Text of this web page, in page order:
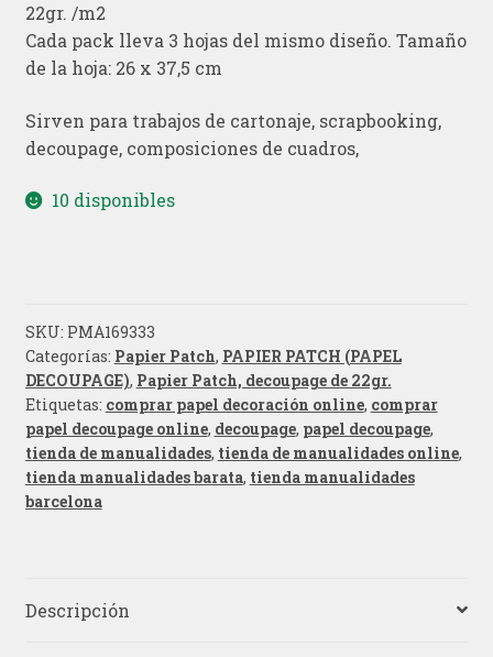
22gr. /m2
Cada pack lleva 3 hojas del mismo diseño. Tamaño
de la hoja: 26 x 37,5 cm
Sirven para trabajos de cartonaje, scrapbooking,
decoupage, composiciones de cuadros,
10 disponibles
SKU: PMA169333
Categorías: Papier Patch, PAPIER PATCH (PAPEL
DECOUPAGE), Papier Patch, decoupage de 22gr.
Etiquetas: comprar papel decoración online, comprar
papel decoupage online, decoupage, papel decoupage,
tienda de manualidades, tienda de manualidades online,
tienda manualidades barata, tienda manualidades
barcelona
Descripción